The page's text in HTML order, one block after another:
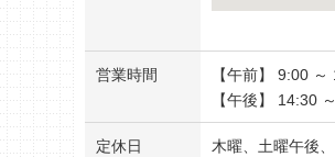
営業時間
【午前】 9:00 ～
【午後】 14:30
定休日 木曜、土曜午後